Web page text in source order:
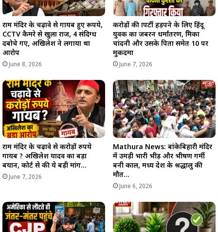
राम मंदिर के चढ़ावे से गायब हुए रूपये,
CCTV कैमरे से खुला राज, 4 संदिग्ध
दबोचे गए, अखिलेश ने लगाया था
आरोप
June 8, 2026
करोड़ों की प्रापर्टी हड़पने के लिए हिंदू
युवक का जबरन धर्मांतरण, प्रेमिका
चांदनी और उसके पिता समेत 10 पर
मुकदमा
June 7, 2026
राम मंदिर के चढ़ावे से करोड़ों रुपये
गायब ? अखिलेश यादव का बड़ा
बयान, कोर्ट से की ये बड़ी मांग…
June 7, 2026
Mathura News: बांकेबिहारी मंदिर
में उमड़ी भारी भीड़ और भीषण गर्मी
बनी काल, मध्य प्रदेश के श्रद्धालु की
मौत…
June 6, 2026